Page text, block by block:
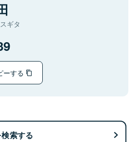
ギタ
ーする
索する